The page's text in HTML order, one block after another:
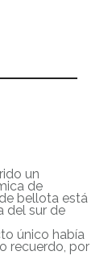
un
de
bellota está
del sur de
único había
recuerdo, por